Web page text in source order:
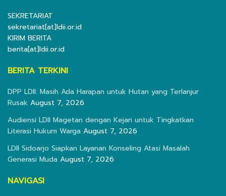
SEKRETARIAT
sekretariat[at]ldii.or.id
KIRIM BERITA
berita[at]ldii.or.id
BERITA TERKINI
DPP LDII: Masih Ada Harapan untuk Hutan yang Terlanjur
Rusak August 7, 2026
Audiensi LDII Magetan dengan Kejari untuk Tingkatkan
Literasi Hukum Warga August 7, 2026
LDII Sidoarjo Siapkan Layanan Konseling Atasi Masalah
Generasi Muda August 7, 2026
NAVIGASI